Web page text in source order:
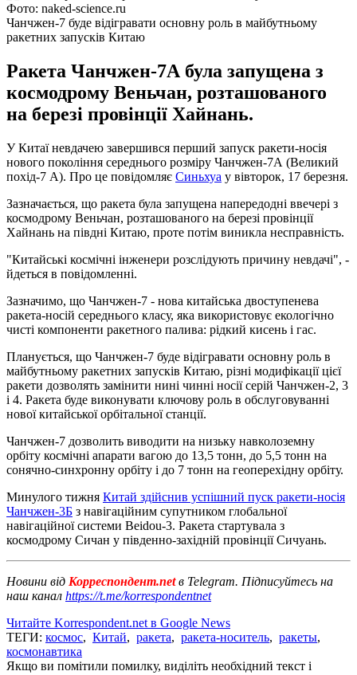
Фото: naked-science.ru
Чанчжен-7 буде відігравати основну роль в майбутньому
ракетних запусків Китаю
Ракета Чанчжен-7А була запущена з
космодрому Веньчан, розташованого
на березі провінції Хайнань.
У Китаї невдачею завершився перший запуск ракети-носія
нового покоління середнього розміру Чанчжен-7А (Великий
похід-7 А). Про це повідомляє Синьхуа у вівторок, 17 березня.
Зазначається, що ракета була запущена напередодні ввечері з
космодрому Веньчан, розташованого на березі провінції
Хайнань на півдні Китаю, проте потім виникла несправність.
"Китайські космічні інженери розслідують причину невдачі", -
йдеться в повідомленні.
Зазначимо, що Чанчжен-7 - нова китайська двоступенева
ракета-носій середнього класу, яка використовує екологічно
чисті компоненти ракетного палива: рідкий кисень і гас.
Планується, що Чанчжен-7 буде відігравати основну роль в
майбутньому ракетних запусків Китаю, різні модифікації цієї
ракети дозволять замінити нині чинні носії серій Чанчжен-2, 3
і 4. Ракета буде виконувати ключову роль в обслуговуванні
нової китайської орбітальної станції.
Чанчжен-7 дозволить виводити на низьку навколоземну
орбіту космічні апарати вагою до 13,5 тонн, до 5,5 тонн на
сонячно-синхронну орбіту і до 7 тонн на геоперехідну орбіту.
Минулого тижня Китай здійснив успішний пуск ракети-носія
Чанчжен-3Б з навігаційним супутником глобальної
навігаційної системи Beidou-3. Ракета стартувала з
космодрому Сичан у південно-західній провінції Сичуань.
Новини від Корреспондент.netв Telegram. Підписуйтесь на
наш канал https://t.me/korrespondentnet
Читайте Korrespondent.net в Google News
ТЕГИ: космос, Китай, ракета, ракета-носитель, ракеты,
космонавтика
Якщо ви помітили помилку, виділіть необхідний текст і